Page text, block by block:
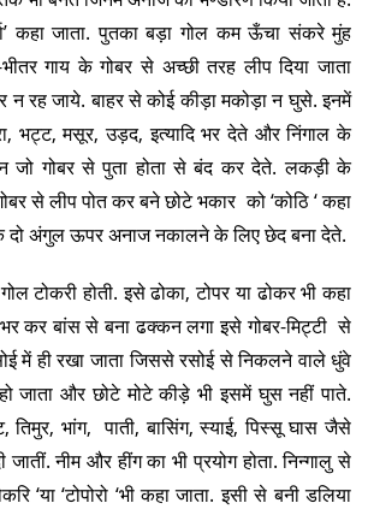
कहा जाता. पुतका बड़ा गोल कम ऊँचा संकरे मुंह
भीतर गाय के गोबर से अच्छी तरह लीप दिया जाता
न रह जाये. बाहर से कोई कीड़ा मकोड़ा न घुसे. इनमें
भट्ट, मसूर, उड़द, इत्यादि भर देते और निंगाल के
जो गोबर से पुता होता से बंद कर देते. लकड़ी के
से लीप पोत कर बने छोटे भकार को ‘कोठि ‘ कहा
अंगुल ऊपर अनाज नकालने के लिए छेद बना देते.
टोकरी होती. इसे ढोका, टोपर या ढोकर भी कहा
कर बांस से बना ढक्कन लगा इसे गोबर-मिट्टी से
में ही रखा जाता जिससे रसोई से निकलने वाले धुंवे
जाता और छोटे मोटे कीड़े भी इसमें घुस नहीं पाते.
भांग, पाती, बासिंग, स्याई, पिस्सू घास जैसे
जातीं. नीम और हींग का भी प्रयोग होता. निन्गालु से
‘या ‘टोपोरो ‘भी कहा जाता. इसी से बनी डलिया